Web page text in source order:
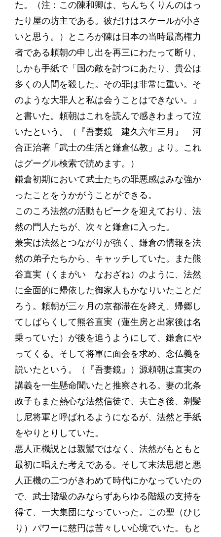
た。（注：この陳和卿は、ちんちくりんのはっ
たり屋の坊主である。彼だけはスケールが小さ
いと思う。）ところが陳は日本の当時最高権力
者である頼朝の申し出を再三にわたって断り、
しかも手紙で「国の敵を討つにあたり、貴公は
多くの人間を殺した。その罪は非常に重い。そ
のような大罪人と私は会うことはできない。」
と書いた。頼朝はこれを読んで感きわまって泣
いたという。（『吾妻鏡 建久六年三月』 河
合正治著「武士の生活と鎌倉仏教」より。これ
はグーグル検索で読めます。）
鎌倉初期において武士たちの罪悪感はみな強か
ったことをうかがうことができる。
このころ法然の活動もピークを迎えており、法
然の門人たちが、次々と鎌倉に入った。
兼実は法然とつながりが強く、鎌倉の情報を法
然の弟子たちから、キャッチしていた。また熊
谷直実（くまがい なおざね）のように、法然
に全面的に帰依した御家人もかなりいたことだ
ろう。頼朝が三ヶ月の京都滞在を終え、帰郷し
てしばらくして熊谷直実（蓮生房と出家後は名
乗っていた）が後を追うようにして、鎌倉にや
ってくる。そして将軍に面会を求め、念仏義を
説いたという。（『吾妻鏡』）源頼朝は直実の
講義を一生懸命聞いたと推察される。妻の北条
政子もまた熱心な法然信徒で、夫亡き後、剃髪
し尼将軍と呼ばれるようになるが、法然と手紙
をやりとりしていた。
悪人正機説とは親鸞ではなく、法然がもともと
最初に唱えた考えである。そして末法思想と悪
人正機の二つがきわめて時代にかなっていたの
で、武士階級のみならずあらゆる階級の支持を
得て、一大集団になっていった。この聖（ひじ
り）パワーに慈円は苦々しい心境でいた。もと